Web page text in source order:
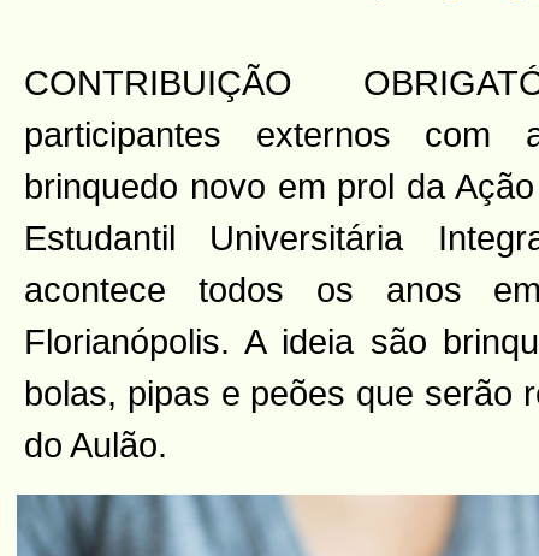
CONTRIBUIÇÃO
participantes externos
brinquedo novo em prol da
Estudantil Universitária
acontece todos os anos
Florianópolis. A ideia são
bolas, pipas e peões que serão
do Aulão.